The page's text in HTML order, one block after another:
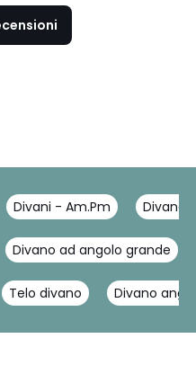
Divani - Am.Pm Divano
Divano ad angolo grande
Telo divano Divano